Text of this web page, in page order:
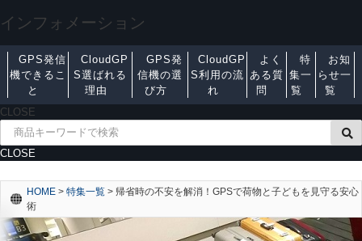
インフォメーション
GPS発信
機できるこ
と
CloudGP
S選ばれる
理由
GPS発
信機の選
び方
CloudGP
S利用の流
れ
よく
ある質
問
特
集一
覧
お知
らせ一
覧
CLOSE
CLOSE
HOME > 特集一覧 > 帰省時の不安を解消！GPSで荷物と子どもを見守る安心
術